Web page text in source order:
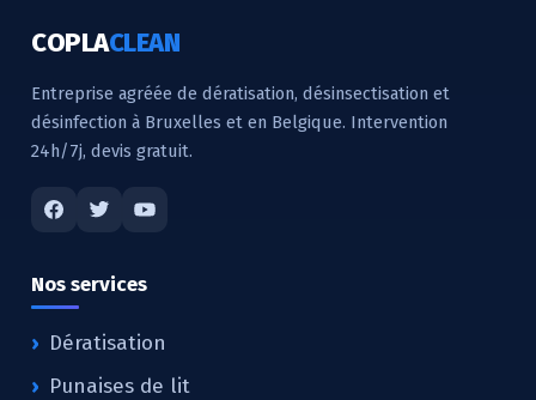
COPLACLEAN
Entreprise agréée de dératisation, désinsectisation et
désinfection à Bruxelles et en Belgique. Intervention
24h/7j, devis gratuit.
Nos services
Dératisation
Punaises de lit